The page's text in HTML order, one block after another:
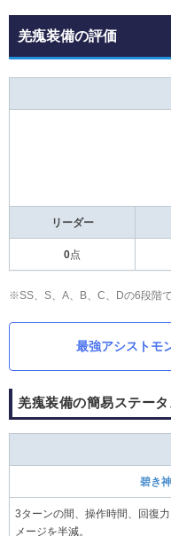
羌瘣装備の評価
リーダー
0点
※SS、S、A、B、C、Dの6段階
最強アシストモ
羌瘣装備の簡易ステータ
碧き
3ターンの間、操作時間、回復
メージを半減。